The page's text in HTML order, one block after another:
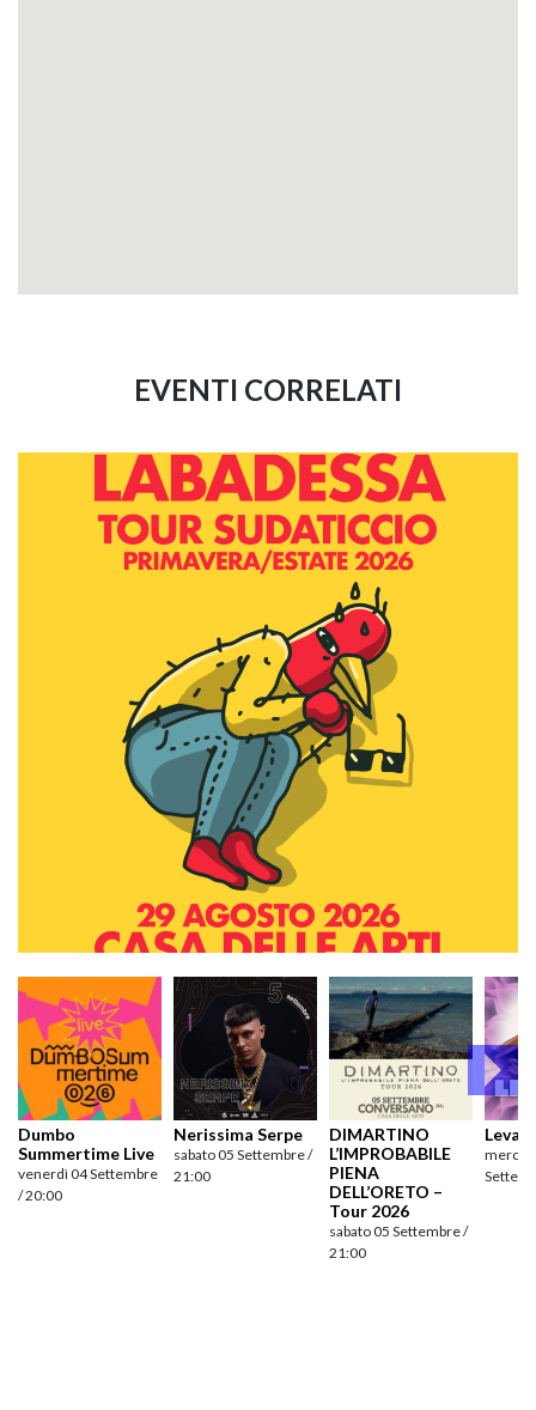
EVENTI CORRELATI
Dumbo
Summertime Live
venerdì 04 Settembre
/ 20:00
Nerissima Serpe
sabato 05 Settembre /
21:00
DIMARTINO
L’IMPROBABILE
PIENA
DELL’ORETO –
Tour 2026
sabato 05 Settembre /
21:00